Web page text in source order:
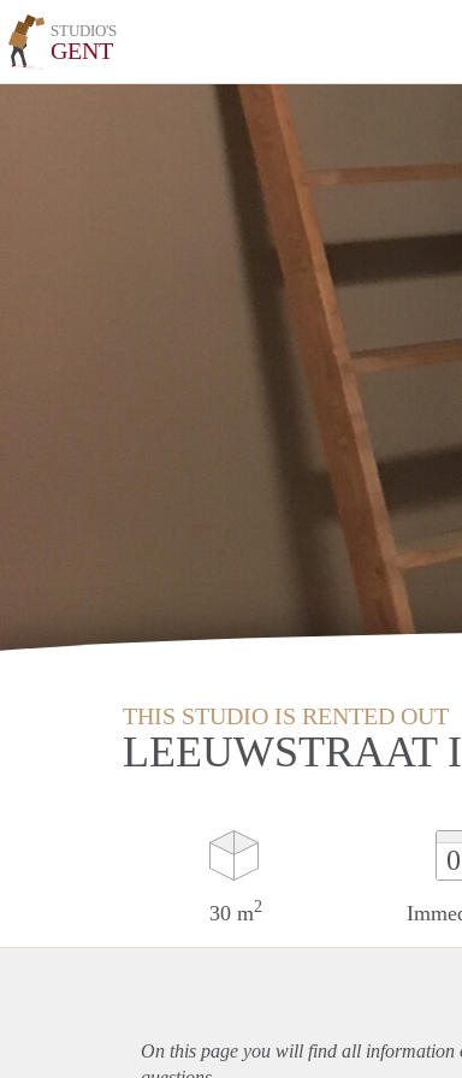
STUDIO'S
GENT
THIS STUDIO IS RENTED OUT
LEEUWSTRAAT
30 m2
On this page you will find all information